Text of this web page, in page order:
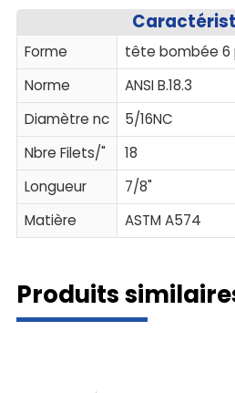
Forme
tête bombée 6
Norme
ANSI B.18.3
Diamètre nc
5/16NC
Nbre Filets/"
18
Longueur
7/8"
Matière
ASTM A574
Produits